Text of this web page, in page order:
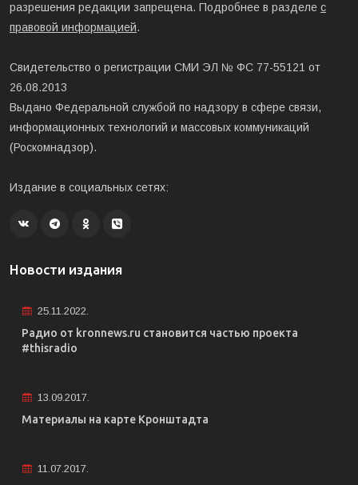
разрешения редакции запрещена. Подробнее в разделе с
правовой информацией.
Свидетельство о регистрации СМИ ЭЛ № ФС 77-55121 от
26.08.2013
Выдано Федеральной службой по надзору в сфере связи,
информационных технологий и массовых коммуникаций
(Роскомнадзор).
Издание в социальных сетях:
Новости издания
25.11.2022.
Радио от kronnews.ru становится частью проекта
#thisradio
13.09.2017.
Материалы на карте Кронштадта
11.07.2017.